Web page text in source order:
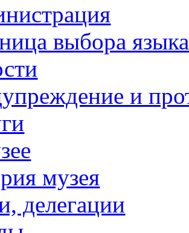
выбора языка
и
музея
делегации